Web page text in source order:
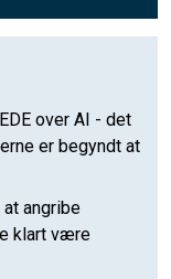
over AI - det
er begyndt at
angribe
klart være